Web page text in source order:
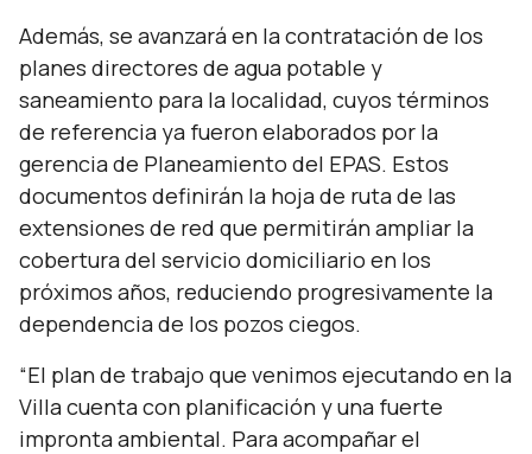
Además, se avanzará en la contratación de los
planes directores de agua potable y
saneamiento para la localidad, cuyos términos
de referencia ya fueron elaborados por la
gerencia de Planeamiento del EPAS. Estos
documentos definirán la hoja de ruta de las
extensiones de red que permitirán ampliar la
cobertura del servicio domiciliario en los
próximos años, reduciendo progresivamente la
dependencia de los pozos ciegos.
“El plan de trabajo que venimos ejecutando en la
Villa cuenta con planificación y una fuerte
impronta ambiental. Para acompañar el